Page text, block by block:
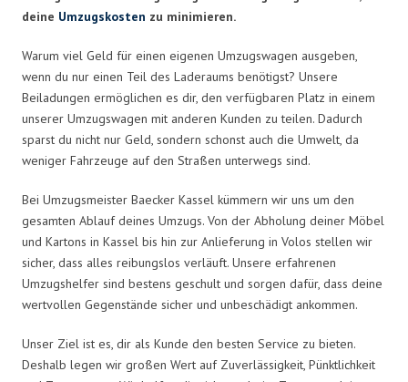
deine Umzugskosten zu minimieren.
Warum viel Geld für einen eigenen Umzugswagen ausgeben,
wenn du nur einen Teil des Laderaums benötigst? Unsere
Beiladungen ermöglichen es dir, den verfügbaren Platz in einem
unserer Umzugswagen mit anderen Kunden zu teilen. Dadurch
sparst du nicht nur Geld, sondern schonst auch die Umwelt, da
weniger Fahrzeuge auf den Straßen unterwegs sind.
Bei Umzugsmeister Baecker Kassel kümmern wir uns um den
gesamten Ablauf deines Umzugs. Von der Abholung deiner Möbel
und Kartons in Kassel bis hin zur Anlieferung in Volos stellen wir
sicher, dass alles reibungslos verläuft. Unsere erfahrenen
Umzugshelfer sind bestens geschult und sorgen dafür, dass deine
wertvollen Gegenstände sicher und unbeschädigt ankommen.
Unser Ziel ist es, dir als Kunde den besten Service zu bieten.
Deshalb legen wir großen Wert auf Zuverlässigkeit, Pünktlichkeit